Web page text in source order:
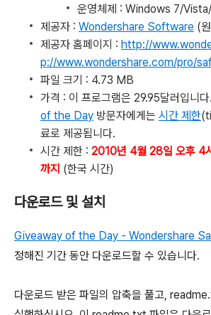
운영체제 : Windows 7/
제공자 : Wondershare Software (
제공자 홈페이지 : http://
p://www.wondershare.com/pro/
파일 크기 : 4.73 MB
가격 : 이 프로그램은 29.95달러입니
of the Day 방문자에게는 시간 제한
료로 제공됩니다.
시간 제한 : 2010년 4월 28일 오후 4
까지 (한국 시간)
다운로드 및 설치
Giveaway of the Day - Wondershare
정해진 기간 동안 다운로드할 수 있습니다.
다운로드 받은 파일의 압축을 풀고,